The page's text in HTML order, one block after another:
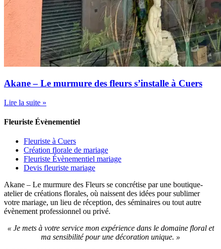
Akane – Le murmure des fleurs s’installe à Cuers
Lire la suite »
Fleuriste Évènementiel
Fleuriste à Cuers
Création florale de mariage
Fleuriste Évènementiel mariage
Devis fleuriste mariage
Akane – Le murmure des Fleurs se concrétise par une boutique-
atelier de créations florales, où naissent des idées pour sublimer
votre mariage, un lieu de réception, des séminaires ou tout autre
évènement professionnel ou privé.
« Je mets à votre service mon expérience dans le domaine floral et
ma sensibilité pour une décoration unique. »